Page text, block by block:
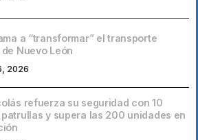
a “transformar” el transporte
Nuevo León
2026
refuerza su seguridad con 10
y supera las 200 unidades en